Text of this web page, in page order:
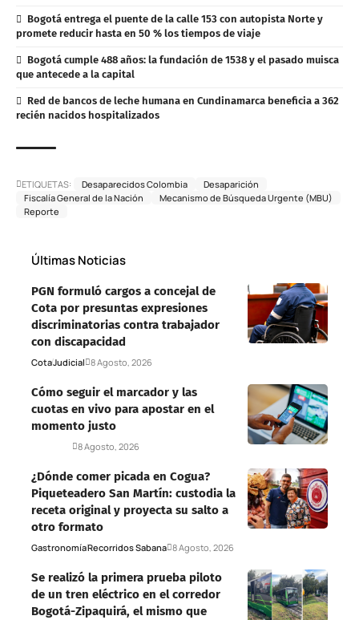
Bogotá entrega el puente de la calle 153 con autopista Norte y
promete reducir hasta en 50 % los tiempos de viaje
Bogotá cumple 488 años: la fundación de 1538 y el pasado muisca
que antecede a la capital
Red de bancos de leche humana en Cundinamarca beneficia a 362
recién nacidos hospitalizados
ETIQUETAS: Desaparecidos Colombia
Desaparición
Fiscalía General de la Nación
Mecanismo de Búsqueda Urgente (MBU)
Reporte
Últimas Noticias
PGN formuló cargos a concejal de
Cota por presuntas expresiones
discriminatorias contra trabajador
con discapacidad
CotaJudicial 8 Agosto, 2026
Cómo seguir el marcador y las
cuotas en vivo para apostar en el
momento justo
8 Agosto, 2026
¿Dónde comer picada en Cogua?
Piqueteadero San Martín: custodia la
receta original y proyecta su salto a
otro formato
GastronomíaRecorridos Sabana 8 Agosto, 2026
Se realizó la primera prueba piloto
de un tren eléctrico en el corredor
Bogotá-Zipaquirá, el mismo que